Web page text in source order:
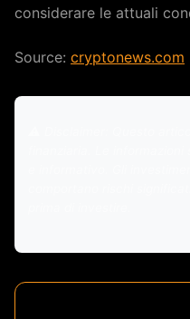
considerare le attuali
Source: cryptonews.com